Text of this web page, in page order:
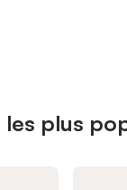
les plus